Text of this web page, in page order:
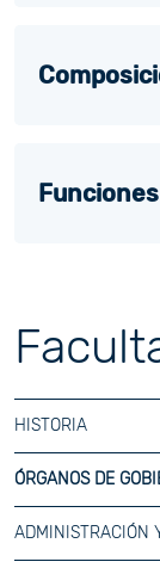
Funciones
HISTORIA
ÓRGANOS DE
ADMINISTRACIÓN